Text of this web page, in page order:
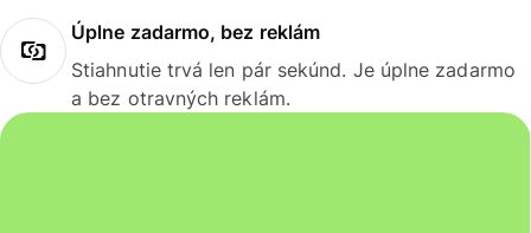
Úplne zadarmo, bez reklám
Stiahnutie trvá len pár sekúnd. Je úplne zadarmo
a bez otravných reklám.